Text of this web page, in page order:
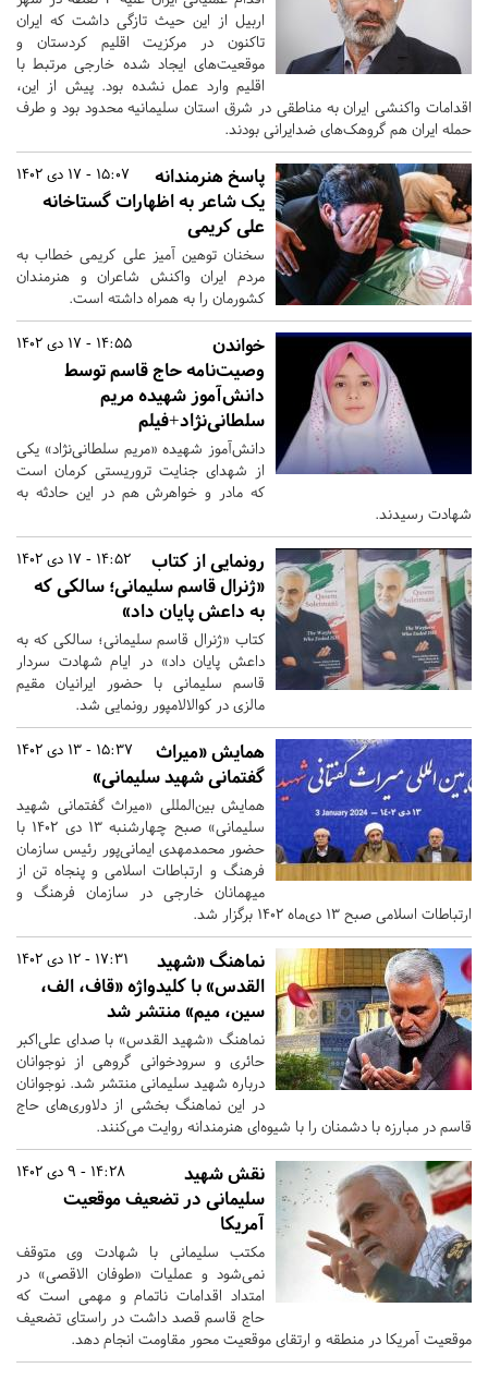
اربیل از این حیث تازگی داشت که ایران
تاکنون در مرکزیت اقلیم کردستان و
موقعیت‌های ایجاد شده خارجی مرتبط با
اقلیم وارد عمل نشده بود. پیش از این،
اقدامات واکنشی ایران به مناطقی در شرق استان سلیمانیه محدود بود و طرف
حمله ایران هم گروهک‌های ضدایرانی بودند.
15:07 - 17 دی 1402
پاسخ هنرمندانه
یک شاعر به اظهارات گستاخانه
علی کریمی
سخنان توهین آمیز علی کریمی خطاب به
مردم ایران واکنش شاعران و هنرمندان
کشورمان را به همراه داشته است.
14:55 - 17 دی 1402
خواندن
وصیت‌‌نامه حاج قاسم توسط
دانش‌آموز شهیده مریم
سلطانی‌نژاد+فیلم
دانش‌آموز شهیده «مریم سلطانی‌نژاد» یکی
از شهدای جنایت تروریستی کرمان است
که مادر و خواهرش هم در این حادثه به
شهادت رسیدند.
14:52 - 17 دی 1402
رونمایی از کتاب
«ژنرال قاسم سلیمانی؛ سالکی که
به داعش پایان داد»
کتاب «ژنرال قاسم سلیمانی؛ سالکی که به
داعش پایان داد» در ایام شهادت سردار
قاسم سلیمانی با حضور ایرانیان مقیم
مالزی در کوالالامپور رونمایی شد.
15:37 - 13 دی 1402
همایش «میراث
گفتمانی شهید سلیمانی»
همایش بین‌المللی «میراث گفتمانی شهید
سلیمانی» صبح چهارشنبه ۱۳ دی ۱۴۰۲ با
حضور محمدمهدی ایمانی‌پور رئیس سازمان
فرهنگ و ارتباطات اسلامی و پنجاه تن از
میهمانان خارجی در سازمان فرهنگ و
ارتباطات اسلامی صبح ۱۳ دی‌ماه ۱۴۰۲ برگزار شد.
17:31 - 12 دی 1402
نماهنگ «شهید
القدس» با کلیدواژه «قاف، الف،
سین، میم» منتشر شد
نماهنگ «شهید القدس» با صدای علی‌اکبر
حائری و سرودخوانی گروهی از نوجوانان
درباره شهید سلیمانی منتشر شد. نوجوانان
در این نماهنگ بخشی از دلاوری‌های حاج
قاسم در مبارزه با دشمنان را با شیوه‌ای هنرمندانه روایت می‌کنند.
14:28 - 9 دی 1402
نقش شهید
سلیمانی در تضعیف موقعیت
آمریکا
مکتب سلیمانی با شهادت وی متوقف
نمی‌شود و عملیات «طوفان الاقصی» در
امتداد اقدامات ناتمام و مهمی است که
حاج قاسم قصد داشت در راستای تضعیف
موقعیت آمریکا در منطقه و ارتقای موقعیت محور مقاومت انجام دهد.